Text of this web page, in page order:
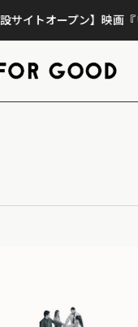
ープン】映画『リペア